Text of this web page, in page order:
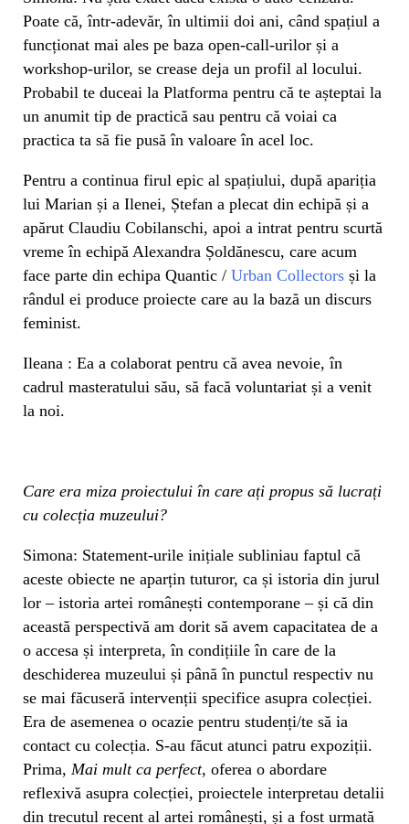
Poate că, într-adevăr, în ultimii doi ani, când spațiul a
funcționat mai ales pe baza open-call-urilor și a
workshop-urilor, se crease deja un profil al locului.
Probabil te duceai la Platforma pentru că te așteptai la
un anumit tip de practică sau pentru că voiai ca
practica ta să fie pusă în valoare în acel loc.
Pentru a continua firul epic al spațiului, după apariția
lui Marian și a Ilenei, Ștefan a plecat din echipă și a
apărut Claudiu Cobilanschi, apoi a intrat pentru scurtă
vreme în echipă Alexandra Șoldănescu, care acum
face parte din echipa Quantic / Urban Collectors și la
rândul ei produce proiecte care au la bază un discurs
feminist.
Ileana : Ea a colaborat pentru că avea nevoie, în
cadrul masteratului său, să facă voluntariat și a venit
la noi.
Care era miza proiectului în care ați propus să lucrați
cu colecția muzeului?
Simona: Statement-urile inițiale subliniau faptul că
aceste obiecte ne aparțin tuturor, ca și istoria din jurul
lor – istoria artei românești contemporane – și că din
această perspectivă am dorit să avem capacitatea de a
o accesa și interpreta, în condițiile în care de la
deschiderea muzeului și până în punctul respectiv nu
se mai făcuseră intervenții specifice asupra colecției.
Era de asemenea o ocazie pentru studenți/te să ia
contact cu colecția. S-au făcut atunci patru expoziții.
Prima, Mai mult ca perfect, oferea o abordare
reflexivă asupra colecției, proiectele interpretau detalii
din trecutul recent al artei românești, și a fost urmată